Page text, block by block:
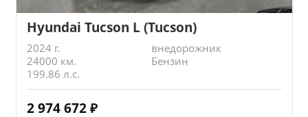
Hyundai Tucson L (Tucson)
2024 г.
внедорожник
24000 км.
Бензин
199.86 л.с.
2 974 672 ₽